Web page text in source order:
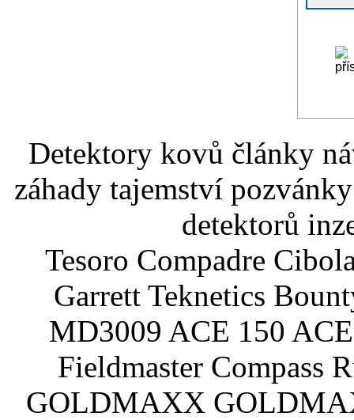
Detektory kovů články
záhady tajemství
detektorů
Tesoro Compadre
Garrett Teknetics
MD3009 ACE 150
Fieldmaster Compass
GOLDMAXX